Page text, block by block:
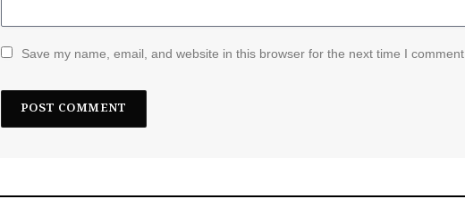
Save my name, email, and website in this browser for the next time I comment.